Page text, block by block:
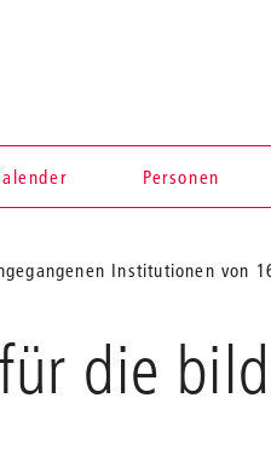
Personen
Institutionen von
die